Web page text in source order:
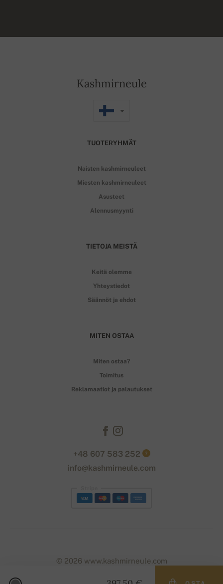
Kashmirneule
TUOTERYHMÄT
Naisten kashmirneuleet
Miesten kashmirneuleet
Asusteet
Alennusmyynti
TIETOJA MEISTÄ
Keitä olemme
Yhteystiedot
Säännöt ja ehdot
MITEN OSTAA
Miten ostaa?
Toimitus
Reklamaatiot ja palautukset
+48 607 583 252 ?
info@kashmirneule.com
© 2026 www.kashmirneule.com